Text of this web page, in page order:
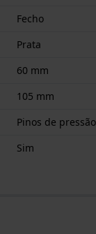
Fecho
Prata
60 mm
105 mm
Pinos de pressão
Sim